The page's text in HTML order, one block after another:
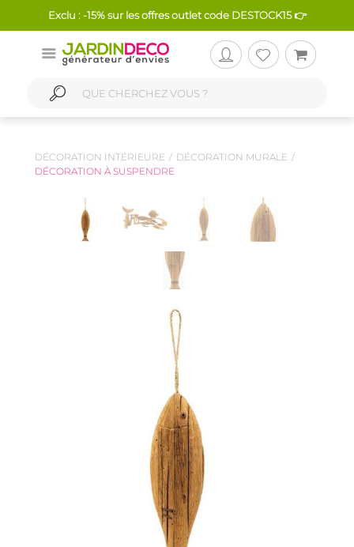
Exclu : -15% sur les offres outlet code DESTOCK15 👉
DÉCORATION INTÉRIEURE
DÉCORATION MURALE
DÉCORATION À SUSPENDRE